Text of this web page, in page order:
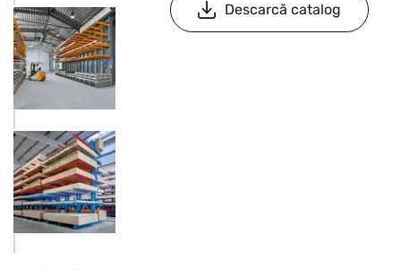
Descarcă catalog